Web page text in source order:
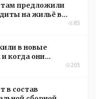
предложили
на жильё в
85
в новые
когда они
205
в состав